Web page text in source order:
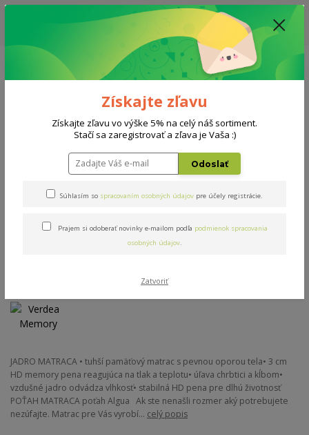
ZĽAVA: VŠETKY VYSTAVENÉ POSTELE ZA 400€ - CENA MATRACU A ROŠTU
PODĽA VÝBERU / DODACIA LEHOTA JE AKTUÁLNE 10-15 PRACOVNÝCH
Menu
0908 777 700 Po-So: 10-18 hod.
0
Verdea Memory
Verdea Memory
Novinka Akcia
JADRO MATRACA • tuhší pamäťový matrac s pevnou oporou tela• 3 cm
HD memory pena reagujúca na tlak a teplotu• úľava chrbtici a kĺbom•
vzdušné jadro odvádza vlhkosť• stabilná HD pena pre dlhú životnosť
POŤAH MATRACA poťah Algua Ak ste nenašli rozmer aký potrebujete
nezúfajte. Matrac pre Vás vyrobí... celý popis
Získajte zľavu
Získajte zľavu vo výške 5% na celý náš sortiment.
Stačí sa zaregistrovať a zľava je Vaša :)
Odoslať
Súhlasím so spracovaním osobných údajov pre účely registrácie.
Prajem si odoberať novinky e-mailom podľa podmienok spracovania
osobných údajov.
Zatvoriť